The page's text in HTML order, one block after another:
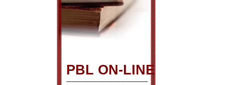
PBL ON-LINE